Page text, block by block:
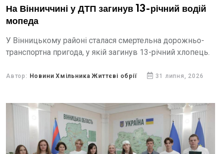
На Вінниччині у ДТП загинув 13-річний водій
мопеда
У Вінницькому районі сталася смертельна дорожньо-
транспортна пригода, у якій загинув 13-річний хлопець.
Автор: Новини Хмільника Життєві обрії 31 липня, 2026